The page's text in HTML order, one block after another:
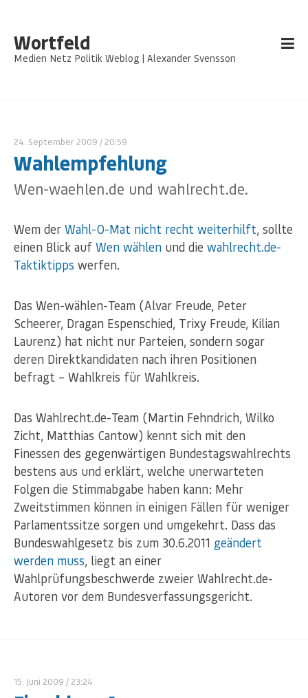
Wortfeld
Medien Netz Politik Weblog | Alexander Svensson
24. September 2009 / 20:59
Wahlempfehlung
Wen-waehlen.de und wahlrecht.de.
Wem der Wahl-O-Mat nicht recht weiterhilft, sollte
einen Blick auf Wen wählen und die wahlrecht.de-
Taktiktipps werfen.
Das Wen-wählen-Team (Alvar Freude, Peter
Scheerer, Dragan Espenschied, Trixy Freude, Kilian
Laurenz) hat nicht nur Parteien, sondern sogar
deren Direktkandidaten nach ihren Positionen
befragt – Wahlkreis für Wahlkreis.
Das Wahlrecht.de-Team (Martin Fehndrich, Wilko
Zicht, Matthias Cantow) kennt sich mit den
Finessen des gegenwärtigen Bundestagswahlrechts
bestens aus und erklärt, welche unerwarteten
Folgen die Stimmabgabe haben kann: Mehr
Zweitstimmen können in einigen Fällen für weniger
Parlamentssitze sorgen und umgekehrt. Dass das
Bundeswahlgesetz bis zum 30.6.2011 geändert
werden muss, liegt an einer
Wahlprüfungsbeschwerde zweier Wahlrecht.de-
Autoren vor dem Bundesverfassungsgericht.
15. Juni 2009 / 23:24